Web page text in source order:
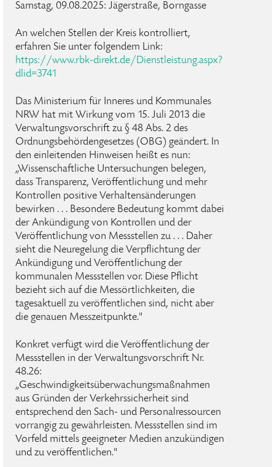
Samstag, 09.08.2025: Jägerstraße, Borngasse
An welchen Stellen der Kreis kontrolliert,
erfahren Sie unter folgendem Link:
https://www.rbk-direkt.de/Dienstleistung.aspx?
dlid=3741
Das Ministerium für Inneres und Kommunales
NRW hat mit Wirkung vom 15. Juli 2013 die
Verwaltungsvorschrift zu § 48 Abs. 2 des
Ordnungsbehördengesetzes (OBG) geändert. In
den einleitenden Hinweisen heißt es nun:
„Wissenschaftliche Untersuchungen belegen,
dass Transparenz, Veröffentlichung und mehr
Kontrollen positive Verhaltensänderungen
bewirken . . . Besondere Bedeutung kommt dabei
der Ankündigung von Kontrollen und der
Veröffentlichung von Messstellen zu . . . Daher
sieht die Neuregelung die Verpflichtung der
Ankündigung und Veröffentlichung der
kommunalen Messstellen vor. Diese Pflicht
bezieht sich auf die Messörtlichkeiten, die
tagesaktuell zu veröffentlichen sind, nicht aber
die genauen Messzeitpunkte."
Konkret verfügt wird die Veröffentlichung der
Messstellen in der Verwaltungsvorschrift Nr.
48.26:
„Geschwindigkeitsüberwachungsmaßnahmen
aus Gründen der Verkehrssicherheit sind
entsprechend den Sach- und Personalressourcen
vorrangig zu gewährleisten. Messstellen sind im
Vorfeld mittels geeigneter Medien anzukündigen
und zu veröffentlichen."